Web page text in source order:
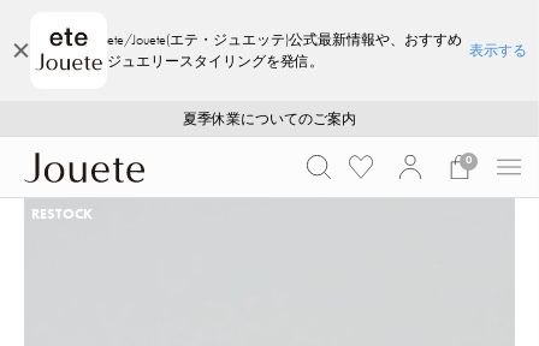
ete/Jouete(エテ・ジュエッテ)公式最新情報や、おすすめ
ジュエリースタイリングを発信。
表示する
採用のご案内
ご注文いただいたお品物のお届け状況について
夏季休業についてのご案内
WEB LIMITED ITEMS >>
採用のご案内
ご注文いただいたお品物のお届け状況について
0
RESTOCK